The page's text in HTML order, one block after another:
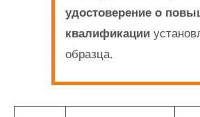
удостоверение о
квалификации
образца.